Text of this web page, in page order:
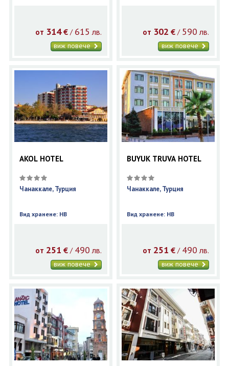
от 314 €/ 615 лв.
виж повече
от 302 € / 590 лв.
виж повече
AKOL HOTEL
Чанаккале, Турция
Вид хранене: HB
от 251 €/ 490 лв.
виж повече
BUYUK TRUVA HOTEL
Чанаккале, Турция
Вид хранене: HB
от 251 € / 490 лв.
виж повече